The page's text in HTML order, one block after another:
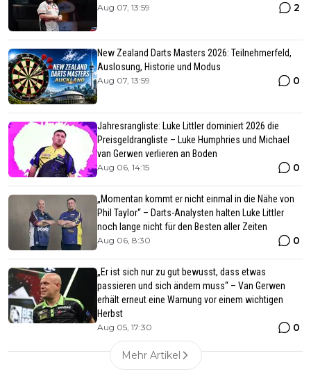
Aug 07, 13:59 2
New Zealand Darts Masters 2026: Teilnehmerfeld,
Auslosung, Historie und Modus
Aug 07, 13:59 0
Jahresrangliste: Luke Littler dominiert 2026 die
Preisgeldrangliste – Luke Humphries und Michael
van Gerwen verlieren an Boden
Aug 06, 14:15 0
„Momentan kommt er nicht einmal in die Nähe von
Phil Taylor“ – Darts-Analysten halten Luke Littler
noch lange nicht für den Besten aller Zeiten
Aug 06, 8:30 0
„Er ist sich nur zu gut bewusst, dass etwas
passieren und sich ändern muss“ – Van Gerwen
erhält erneut eine Warnung vor einem wichtigen
Herbst
Aug 05, 17:30 0
Mehr Artikel